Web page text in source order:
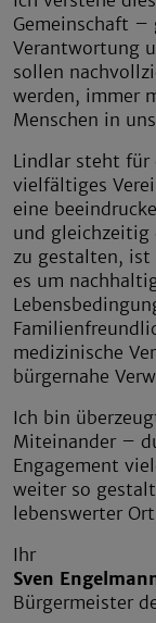
Gemeinschaft –
Verantwortung
sollen
werden, immer
Menschen in
Lindlar steht für
vielfältiges
eine
und gleichzeitig
zu gestalten, ist
es um
medizinische
bürgernahe
Ich bin
Miteinander –
Engagement
weiter so
lebenswerter
Ihr
Sven
Bürgermeister